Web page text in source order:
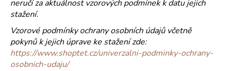
neručí za aktuálnost vzorových podmínek k datu jejich
stažení.
Vzorové podmínky ochrany osobních údajů včetně
pokynů k jejich úprave ke stažení zde:
https://www.shoptet.cz/univerzalni-podminky-ochrany-
osobnich-udaju/
u
j
e
t